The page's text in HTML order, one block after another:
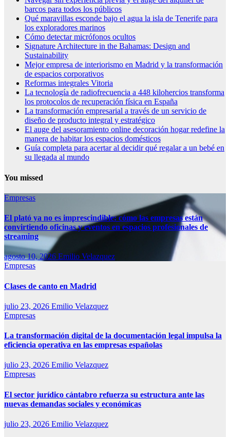
barcos para todos los públicos
Qué maravillas esconde bajo el agua la isla de Tenerife para
los exploradores marinos
Cómo detectar micrófonos ocultos
Signature Architecture in the Bahamas: Design and
Sustainability
Mejor empresa de interiorismo en Madrid y la transformación
de espacios corporativos
Reformas integrales Vitoria
La tecnología de radiofrecuencia a 448 kilohercios transforma
los protocolos de recuperación física en España
La transformación empresarial a través de un servicio de
diseño de producto integral y estratégico
El auge del asesoramiento online decoración hogar redefine la
manera de habitar los espacios domésticos
Guía completa para acertar al decidir qué regalar a un bebé en
su llegada al mundo
You missed
Empresas
El plató ya no es imprescindible: cómo las empresas están
convirtiendo oficinas y eventos en espacios profesionales de
streaming
agosto 10, 2026 Emilio Velazquez
Empresas
Clases de canto en Madrid
julio 23, 2026 Emilio Velazquez
Empresas
La transformación digital de la documentación legal impulsa la
eficiencia operativa en las empresas españolas
julio 23, 2026 Emilio Velazquez
Empresas
El sector jurídico cántabro refuerza su estructura ante las
nuevas demandas sociales y económicas
julio 23, 2026 Emilio Velazquez